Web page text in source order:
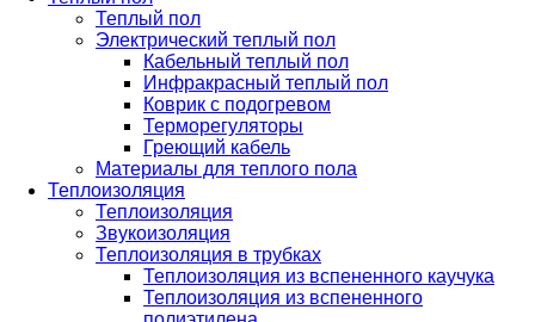
Теплый пол
Электрический теплый пол
Кабельный теплый пол
Инфракрасный теплый пол
Коврик с подогревом
Терморегуляторы
Греющий кабель
Материалы для теплого пола
Теплоизоляция
Теплоизоляция
Звукоизоляция
Теплоизоляция в трубках
Теплоизоляция из вспененного каучука
Теплоизоляция из вспененного